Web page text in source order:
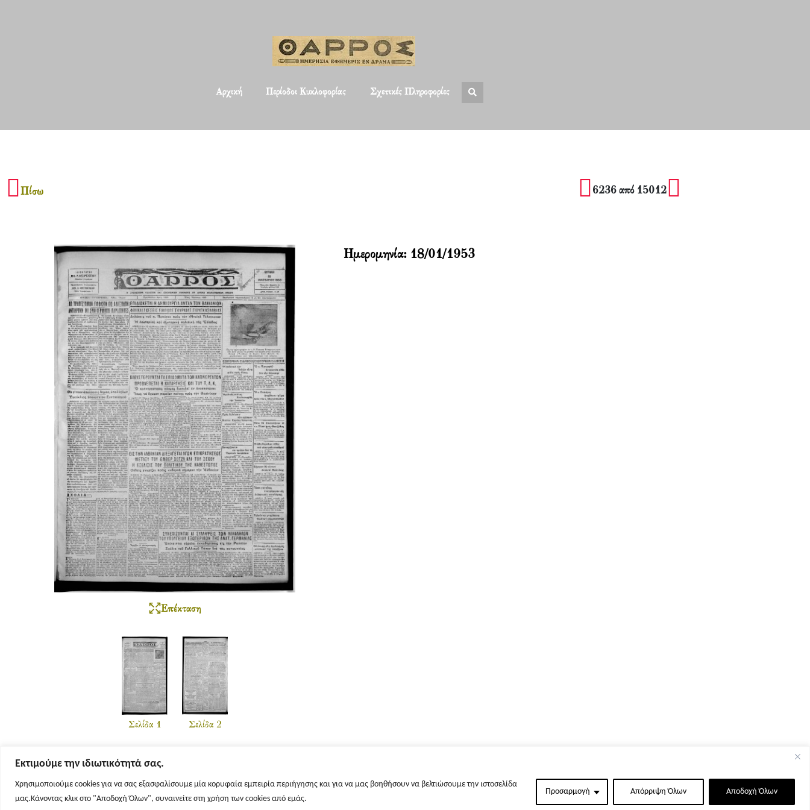
Εκτιμούμε την ιδιωτικότητά σας.
Χρησιμοποιούμε cookies για να σας εξασφαλίσουμε μία κορυφαία εμπειρία περιήγησης και για να μας βοηθήσουν να βελτιώσουμε την ιστοσελίδα
μας.Κάνοντας κλικ στο "Αποδοχή Όλων", συναινείτε στη χρήση των cookies από εμάς.
Προσαρμογή Απόρριψη Όλων Αποδοχή Όλων
Αρχική Περίοδοι Κυκλοφορίας Σχετικές Πληροφορίες
Πίσω 6236 από 15012
Επέκταση
Σελίδα 1 Σελίδα 2
Ημερομηνία: 18/01/1953